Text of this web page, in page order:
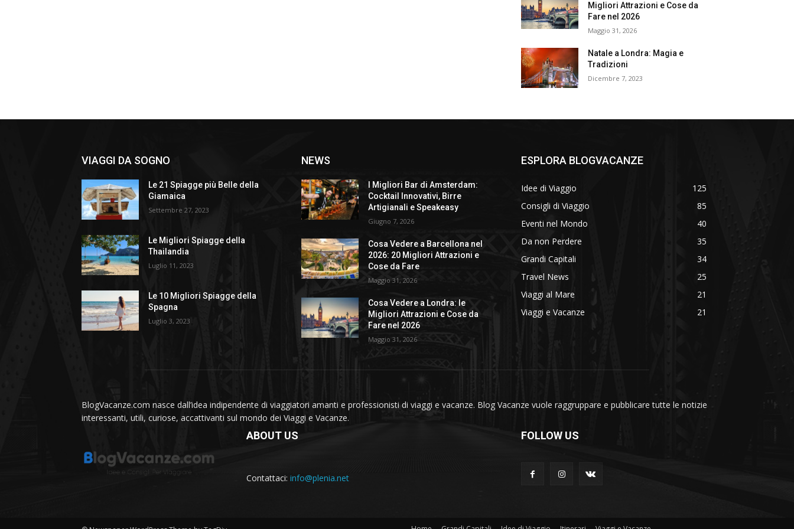
Migliori Attrazioni e Cose da
Fare nel 2026
Maggio 31, 2026
Natale a Londra: Magia e
Tradizioni
Dicembre 7, 2023
VIAGGI DA SOGNO
Le 21 Spiagge più Belle della
Giamaica
Settembre 27, 2023
Le Migliori Spiagge della
Thailandia
Luglio 11, 2023
Le 10 Migliori Spiagge della
Spagna
Luglio 3, 2023
NEWS
I Migliori Bar di Amsterdam:
Cocktail Innovativi, Birre
Artigianali e Speakeasy
Giugno 7, 2026
Cosa Vedere a Barcellona nel
2026: 20 Migliori Attrazioni e
Cose da Fare
Maggio 31, 2026
Cosa Vedere a Londra: le
Migliori Attrazioni e Cose da
Fare nel 2026
Maggio 31, 2026
ESPLORA BLOGVACANZE
Idee di Viaggio
125
Consigli di Viaggio
85
Eventi nel Mondo
40
Da non Perdere
35
Grandi Capitali
34
Travel News
25
Viaggi al Mare
21
Viaggi e Vacanze
21
BlogVacanze.com nasce dall’idea indipendente di viaggiatori amanti e professionisti di viaggi e vacanze. Blog Vacanze vuole raggruppare e pubblicare tutte le notizie
interessanti, utili, curiose, accattivanti sul mondo dei Viaggi e Vacanze.
ABOUT US
Contattaci: info@plenia.net
FOLLOW US